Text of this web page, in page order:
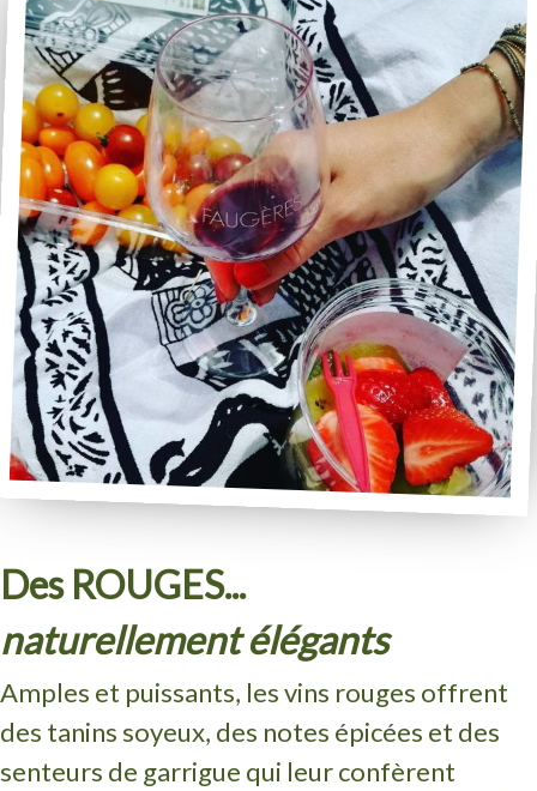
Des ROUGES...
naturellement élégants
Amples et puissants, les vins rouges offrent
des tanins soyeux, des notes épicées et des
senteurs de garrigue qui leur confèrent